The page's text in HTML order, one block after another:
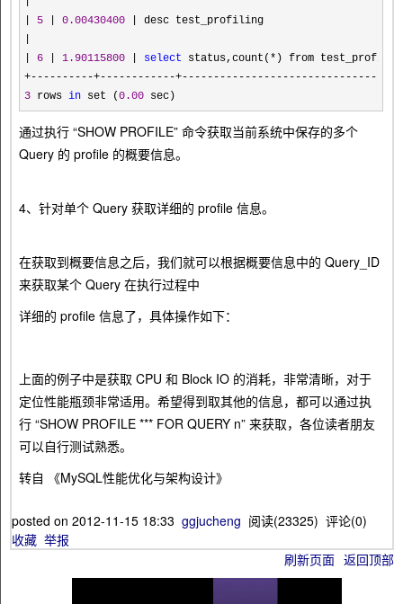
5 0.00430400
6 1.90115800 select status,count(*) from
3 rows in set (0.00 sec)
通过执行 “SHOW PROFILE” 命令获取当前系统中保存的多个
Query 的 profile 的概要信息。
4、针对单个 Query 获取详细的 profile 信息。
在获取到概要信息之后，我们就可以根据概要信息中的 Query_ID
来获取某个 Query 在执行过程中
详细的 profile 信息了，具体操作如下：
上面的例子中是获取 CPU 和 Block IO 的消耗，非常清晰，对于
定位性能瓶颈非常适用。希望得到取其他的信息，都可以通过执
行 “SHOW PROFILE *** FOR QUERY n” 来获取，各位读者朋友
可以自行测试熟悉。
转自 《MySQL性能优化与架构设计》
posted on 2012-11-15 18:33 ggjucheng 阅读(23325) 评论(0)
收藏 举报
刷新页面 返回顶部